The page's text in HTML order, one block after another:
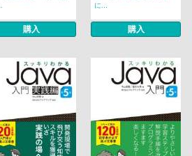
購入
に...
購入